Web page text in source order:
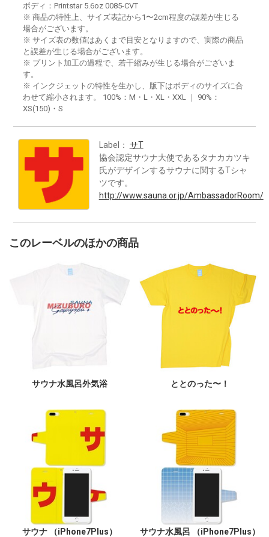
ボディ：Printstar 5.6oz 0085-CVT
※ 商品の特性上、サイズ表記から1〜2cm程度の誤差が生じる
場合がございます。
※ サイズ表の数値はあくまで目安となりますので、実際の商品
と誤差が生じる場合がございます。
※ プリント加工の過程で、若干縮みが生じる場合がございま
す。
※ インクジェットの特性を生かし、版下はボディのサイズに合
わせて縮小されます。 100%：M・L・XL・XXL ｜ 90%：
XS(150)・S
Label： サT
協会認定サウナ大使であるタナカカツキ
氏がデザインするサウナに関するTシャ
ツです。
http://www.sauna.or.jp/AmbassadorRoom/
このレーベルのほかの商品
サウナ水風呂外気浴 ととのった〜！
サウナ （iPhone7Plus） サウナ水風呂 （iPhone7Plus）